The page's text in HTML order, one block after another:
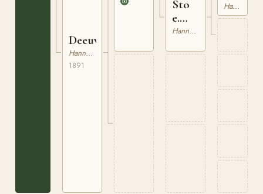
Deeuwke
Hannoveranare
1891
Sto
e.
Flick
Hannoveranare
Hannoveranare